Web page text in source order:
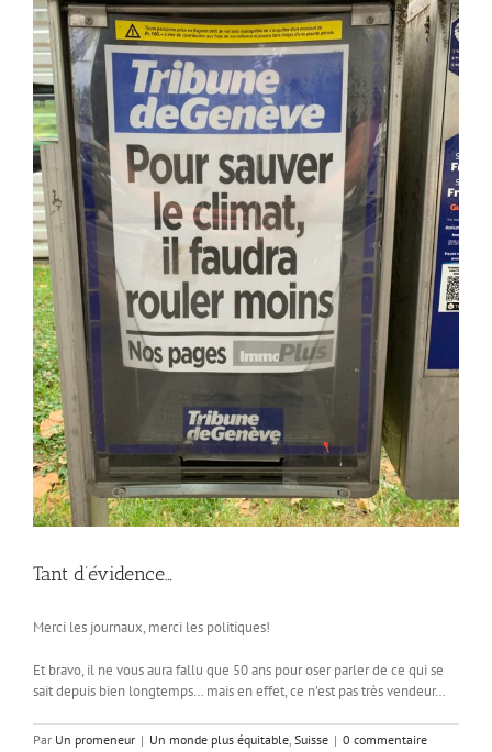
Tant d’évidence…
Merci les journaux, merci les politiques!
Et bravo, il ne vous aura fallu que 50 ans pour oser parler de ce qui se
sait depuis bien longtemps… mais en effet, ce n’est pas très vendeur…
Par Un promeneur | Un monde plus équitable, Suisse | 0 commentaire